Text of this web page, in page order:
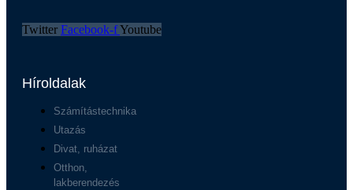
Twitter Facebook-fYoutube
Híroldalak
Számítástechnika
Utazás
Divat, ruházat
Otthon,
lakberendezés